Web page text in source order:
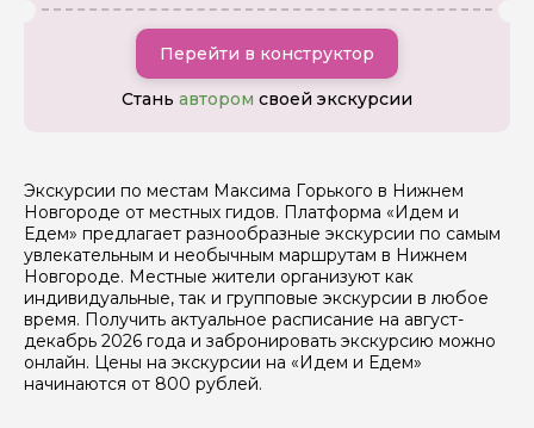
Перейти в конструктор
Стань автором своей экскурсии
Экскурсии по местам Максима Горького в Нижнем
Новгороде от местных гидов. Платформа «Идем и
Едем» предлагает разнообразные экскурсии по самым
увлекательным и необычным маршрутам в Нижнем
Новгороде. Местные жители организуют как
индивидуальные, так и групповые экскурсии в любое
время. Получить актуальное расписание на август-
декабрь 2026 года и забронировать экскурсию можно
онлайн. Цены на экскурсии на «Идем и Едем»
начинаются от 800 рублей.
Как вас зовут
Ваша электронная почта
Ваш номер телефона
Вопросы и комментарии
Если у вас есть интересующие вопросы, можете их
задать